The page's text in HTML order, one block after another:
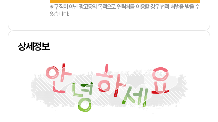
※ 구직이 아닌 광고등의 목적으로 연락처를 이용할 경우 법적 처벌을 받을 수
있습니다.
상세정보